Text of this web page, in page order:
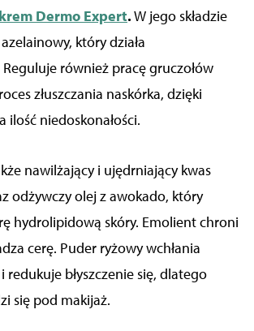
Dermo Expert.W jego składzie
który działa
również pracę gruczołów
złuszczania naskórka, dzięki
ilość niedoskonałości.
nawilżający i ujędrniający kwas
odżywczy olej z awokado, który
hydrolipidową skóry. Emolient chroni
cerę. Puder ryżowy wchłania
redukuje błyszczenie się, dlatego
się pod makijaż.